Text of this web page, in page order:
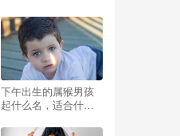
下午出生的属猴男孩
起什么名，适合什么